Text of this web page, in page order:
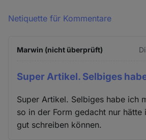
Netiquette für Kommentare
Marwin (nicht überprüft)
Super Artikel. Selbiges
Super Artikel. Selbiges habe ich
so in der Form gedacht nur hätte
gut schreiben können.